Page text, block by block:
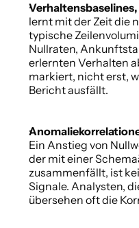
lernt mit der Zeit die
typische
Nullraten,
erlernten Verhalten
markiert, nicht erst,
Bericht ausfällt.
Ein Anstieg von
der mit einer
zusammenfällt, ist
Signale. Analysten,
übersehen oft die